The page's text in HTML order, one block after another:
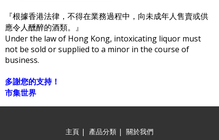
『根據香港法律，不得在業務過程中，向未成年人售賣或供
應令人醺醉的酒類。』
Under the law of Hong Kong, intoxicating liquor must
not be sold or supplied to a minor in the course of
business.
多謝您的支持！
市集世界
主頁 | 產品分類 | 關於我們